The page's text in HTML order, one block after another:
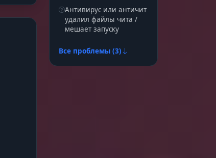
Антивирус или античит
удалил файлы чита /
мешает запуску
Все проблемы (3)